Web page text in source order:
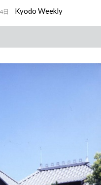
日 Kyodo Weekly